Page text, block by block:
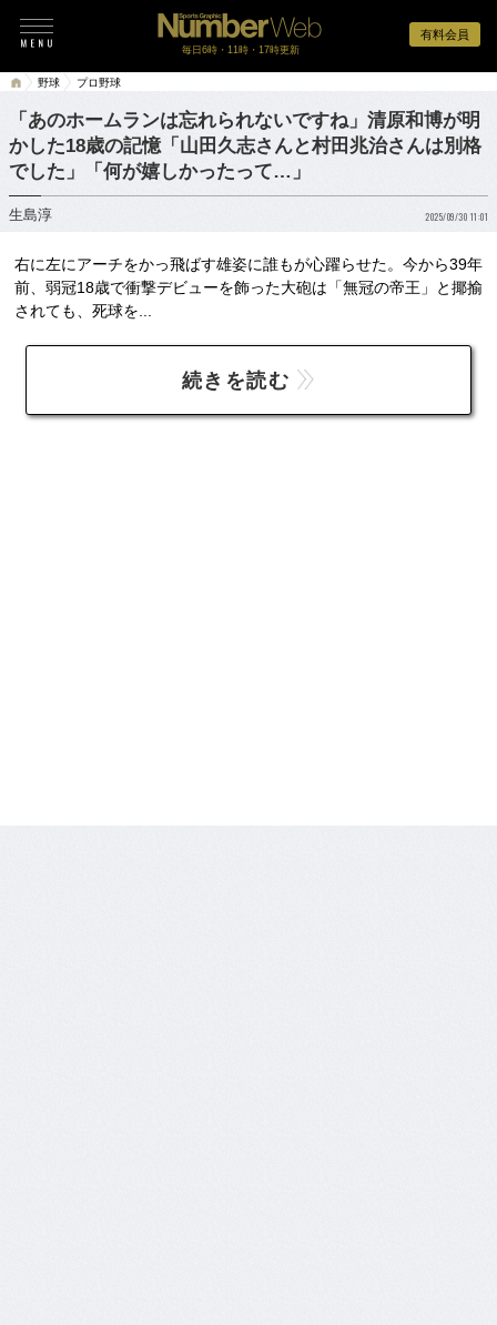
有料会員
毎日6時・11時・17時更新
野球 プロ野球
「あのホームランは忘れられないですね」清原和博が明
かした18歳の記憶「山田久志さんと村田兆治さんは別格
でした」「何が嬉しかったって…」
生島淳 2025/09/30 11:01
右に左にアーチをかっ飛ばす雄姿に誰もが心躍らせた。今から39年
前、弱冠18歳で衝撃デビューを飾った大砲は「無冠の帝王」と揶揄
されても、死球を...
続きを読む